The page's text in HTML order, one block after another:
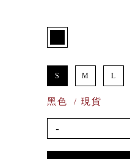
S M L
黑色 / 現貨
-